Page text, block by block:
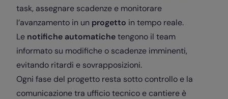
task, assegnare scadenze e monitorare
l’avanzamento in un progetto in tempo reale.
Le notifiche automatichetengono il team
informato su modifiche o scadenze imminenti,
evitando ritardi e sovrapposizioni.
Ogni fase del progetto resta sotto controllo e la
comunicazione tra ufficio tecnico e cantiere è